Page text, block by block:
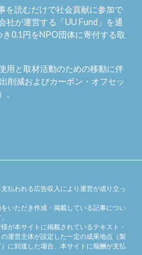
を読むだけで社会貢献に参加で
社が運営する「UU Fund 」を通
0.1円をNPO団体に寄付する取
用と取材活動のための移動に伴
削減およびカーボン・オフセッ
）。
払われる広告収入により運営が成り立っ
いただき作成・掲載している記事につい
が本サイトに掲載されているテキスト・
運営主体が設定した一定の成果地点（製
に到達した場合、本サイトに報酬が支払